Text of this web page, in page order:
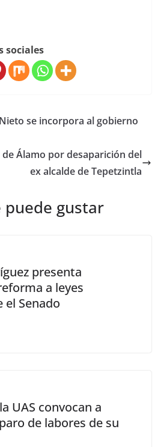
sociales
se incorpora al gobierno
Álamo por desaparición del
ex alcalde de Tepetzintla
gustar
presenta
a leyes
el Senado
UAS convocan a
de labores de su